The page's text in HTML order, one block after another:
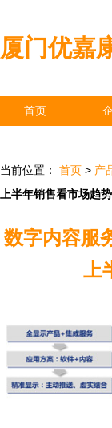
厦门优嘉
首页
当前位置： 首页 > 产
上半年销售看市场趋势
数字内容服
上